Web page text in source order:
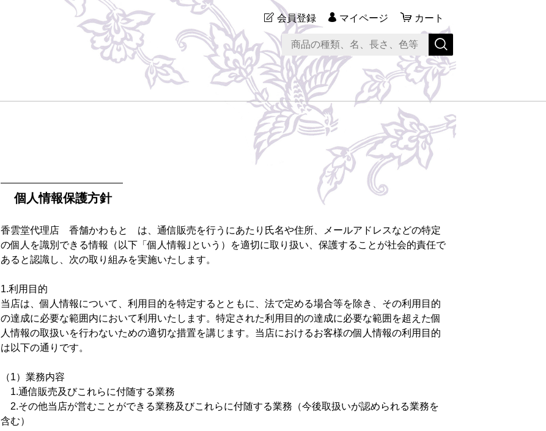
会員登録 マイページ カート
個人情報保護方針
香雲堂代理店 香舗かわもと は、通信販売を行うにあたり氏名や住所、メールアドレスなどの特定
の個人を識別できる情報（以下「個人情報｣という）を適切に取り扱い、保護することが社会的責任で
あると認識し、次の取り組みを実施いたします。
1.利用目的
当店は、個人情報について、利用目的を特定するとともに、法で定める場合等を除き、その利用目的
の達成に必要な範囲内において利用いたします。特定された利用目的の達成に必要な範囲を超えた個
人情報の取扱いを行わないための適切な措置を講じます。当店におけるお客様の個人情報の利用目的
は以下の通りです。
（1）業務内容
1.通信販売及びこれらに付随する業務
2.その他当店が営むことができる業務及びこれらに付随する業務（今後取扱いが認められる業務を
含む）